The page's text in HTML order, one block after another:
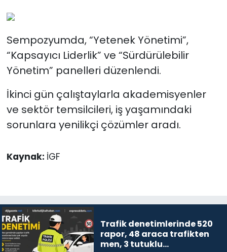
Sempozyumda, “Yetenek Yönetimi”,
“Kapsayıcı Liderlik” ve “Sürdürülebilir
Yönetim” panelleri düzenlendi.
İkinci gün çalıştaylarla akademisyenler
ve sektör temsilcileri, iş yaşamındaki
sorunlara yenilikçi çözümler aradı.
Kaynak: İGF
Trafik denetimlerinde 520
rapor, 48 araca trafikten
men, 3 tutuklu…